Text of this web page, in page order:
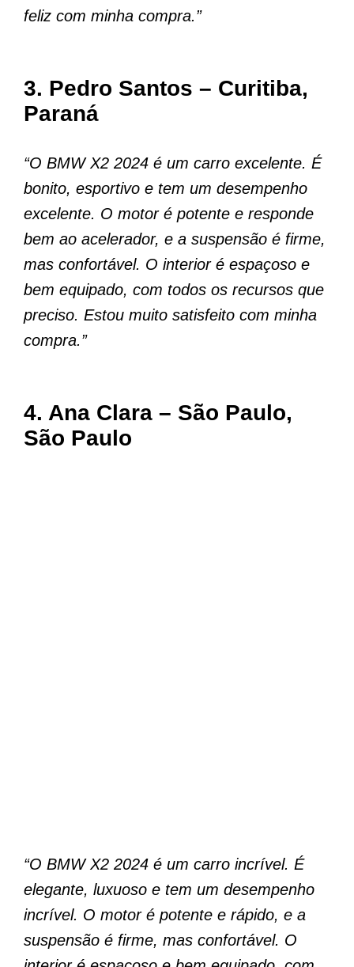
feliz com minha compra.”
3. Pedro Santos – Curitiba,
Paraná
“O BMW X2 2024 é um carro excelente. É
bonito, esportivo e tem um desempenho
excelente. O motor é potente e responde
bem ao acelerador, e a suspensão é firme,
mas confortável. O interior é espaçoso e
bem equipado, com todos os recursos que
preciso. Estou muito satisfeito com minha
compra.”
4. Ana Clara – São Paulo,
São Paulo
“O BMW X2 2024 é um carro incrível. É
elegante, luxuoso e tem um desempenho
incrível. O motor é potente e rápido, e a
suspensão é firme, mas confortável. O